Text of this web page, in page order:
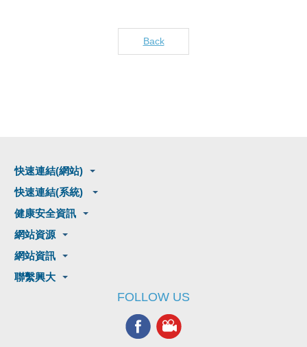
Back
快速連結(網站)
快速連結(系統)
健康安全資訊
網站資源
網站資訊
聯繫興大
FOLLOW US